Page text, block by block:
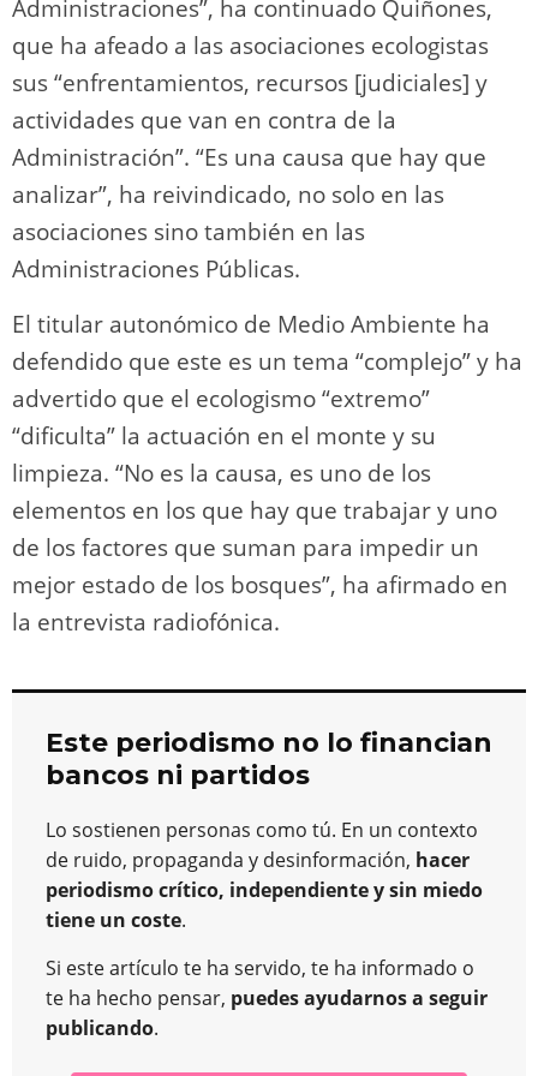
Administraciones”, ha continuado Quiñones,
que ha afeado a las asociaciones ecologistas
sus “enfrentamientos, recursos [judiciales] y
actividades que van en contra de la
Administración”. “Es una causa que hay que
analizar”, ha reivindicado, no solo en las
asociaciones sino también en las
Administraciones Públicas.
El titular autonómico de Medio Ambiente ha
defendido que este es un tema “complejo” y ha
advertido que el ecologismo “extremo”
“dificulta” la actuación en el monte y su
limpieza. “No es la causa, es uno de los
elementos en los que hay que trabajar y uno
de los factores que suman para impedir un
mejor estado de los bosques”, ha afirmado en
la entrevista radiofónica.
Este periodismo no lo financian
bancos ni partidos
Lo sostienen personas como tú. En un contexto
de ruido, propaganda y desinformación, hacer
periodismo crítico, independiente y sin miedo
tiene un coste.
Si este artículo te ha servido, te ha informado o
te ha hecho pensar, puedes ayudarnos a seguir
publicando.